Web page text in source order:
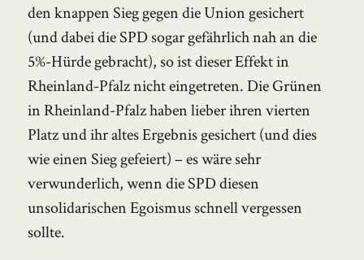
den knappen Sieg gegen die Union gesichert
(und dabei die SPD sogar gefährlich nah an die
5%-Hürde gebracht), so ist dieser Effekt in
Rheinland-Pfalz nicht eingetreten. Die Grünen
in Rheinland-Pfalz haben lieber ihren vierten
Platz und ihr altes Ergebnis gesichert (und dies
wie einen Sieg gefeiert) – es wäre sehr
verwunderlich, wenn die SPD diesen
unsolidarischen Egoismus schnell vergessen
sollte.